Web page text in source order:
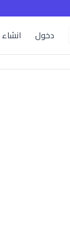
دخول